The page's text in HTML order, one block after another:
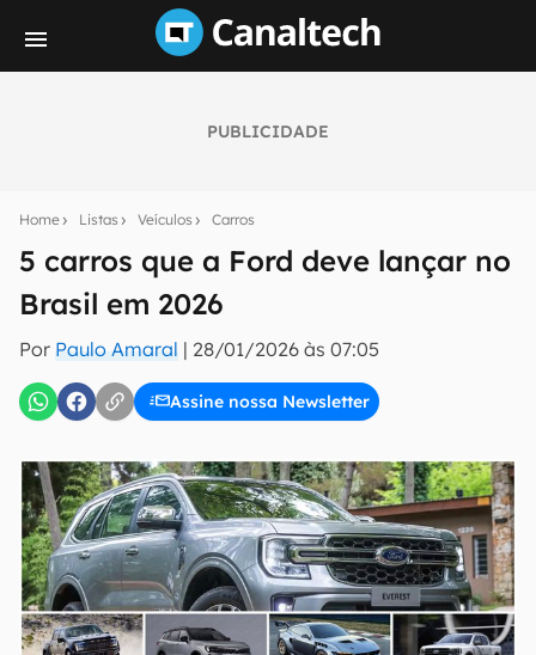
PUBLICIDADE
Home Listas Veículos Carros
5 carros que a Ford deve lançar no
Brasil em 2026
Por Paulo Amaral | 28/01/2026 às 07:05
Assine nossa Newsletter
notícias e reviews sobre tecnologia em primeira
E-mail
inscreva-se
Confirmo que li, aceito e concordo com os Termos de
Uso e Política de Privacidade do Canaltech.